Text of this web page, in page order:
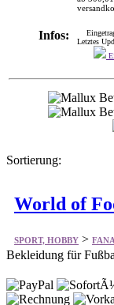
Infos:
Letztes
Sortierung:
World of
SPORT, HOBBY>
Bekleidung für